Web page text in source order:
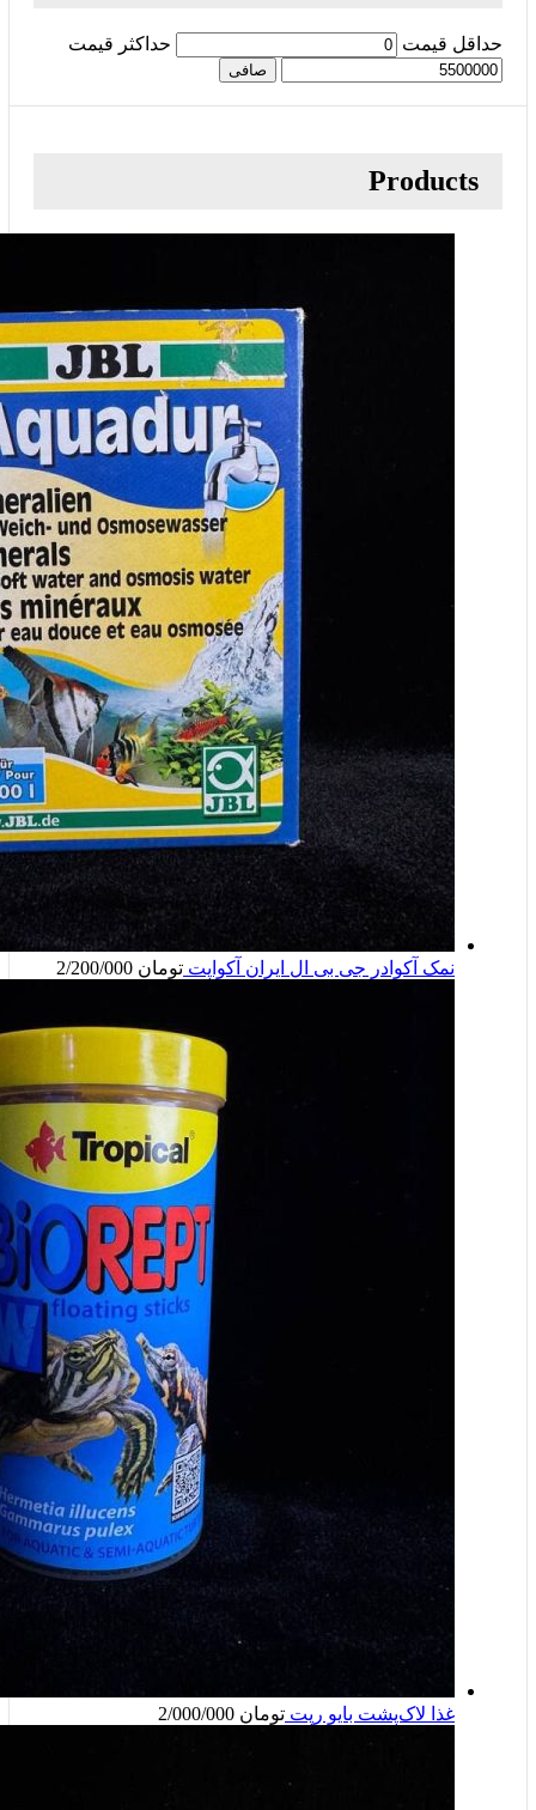
حداقل قیمت حداكثر قيمت
صافی
Products
نمک آکوادر جی بی ال ایران آکواپت تومان
غذا لاک‌پشت بایو رپت تومان